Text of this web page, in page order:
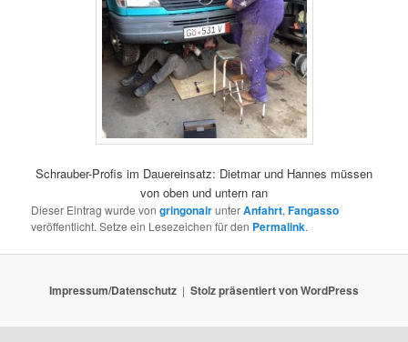
Schrauber-Profis im Dauereinsatz: Dietmar und Hannes müssen
von oben und untern ran
Dieser Eintrag wurde vongringonairunterAnfahrt,Fangasso
veröffentlicht. Setze ein Lesezeichen für den Permalink.
Impressum/Datenschutz Stolz präsentiert von WordPress